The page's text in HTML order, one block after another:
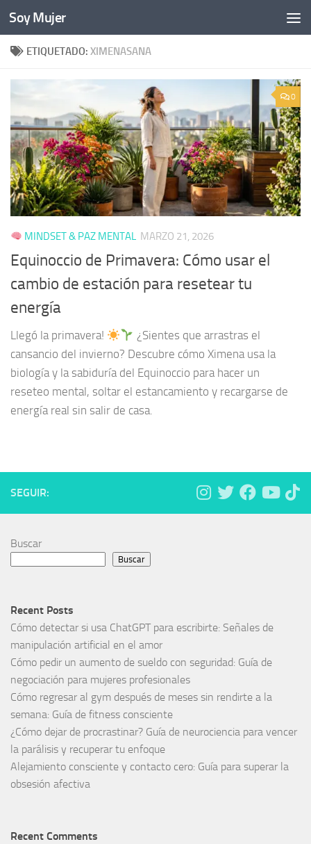
Bajo el contenido
Soy Mujer
ETIQUETADO: XIMENASANA
0
MINDSET & PAZ MENTAL MARZO 21, 2026
Equinoccio de Primavera: Cómo usar el
cambio de estación para resetear tu
energía
Llegó la primavera!
¿Sientes que arrastras el
cansancio del invierno? Descubre cómo Ximena usa la
biología y la sabiduría del Equinoccio para hacer un
reseteo mental, soltar el estancamiento y recargarse de
energía real sin salir de casa.
SEGUIR:
Buscar
Buscar
Recent Posts
Cómo detectar si usa ChatGPT para escribirte: Señales de
manipulación artificial en el amor
Cómo pedir un aumento de sueldo con seguridad: Guía de
negociación para mujeres profesionales
Cómo regresar al gym después de meses sin rendirte a la
semana: Guía de fitness consciente
¿Cómo dejar de procrastinar? Guía de neurociencia para vencer
la parálisis y recuperar tu enfoque
Alejamiento consciente y contacto cero: Guía para superar la
obsesión afectiva
Recent Comments